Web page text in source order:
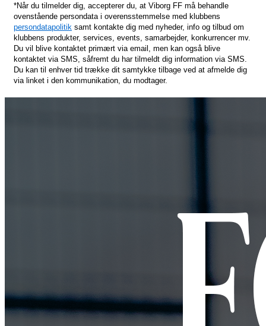
*Når du tilmelder dig, accepterer du, at Viborg FF må behandle
ovenstående persondata i overensstemmelse med klubbens
persondatapolitik samt kontakte dig med nyheder, info og tilbud om
klubbens produkter, services, events, samarbejder, konkurrencer mv.
Du vil blive kontaktet primært via email, men kan også blive
kontaktet via SMS, såfremt du har tilmeldt dig information via SMS.
Du kan til enhver tid trække dit samtykke tilbage ved at afmelde dig
via linket i den kommunikation, du modtager.